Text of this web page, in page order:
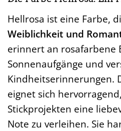
Hellrosa ist eine Farbe,
Weiblichkeit und
erinnert an rosafarbene
Sonnenaufgänge und
Kindheitserinnerungen.
eignet sich
Stickprojekten eine
Note zu verleihen. Sie